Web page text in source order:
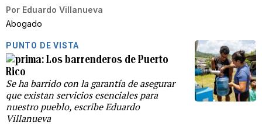
Por Eduardo Villanueva
Abogado
PUNTO DE VISTA
Los barrenderos de Puerto
Rico
Se ha barrido con la garantía de asegurar
que existan servicios esenciales para
nuestro pueblo, escribe Eduardo
Villanueva